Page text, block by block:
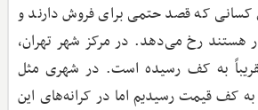
که قصد حتمی برای فروش دارند و
هستند رخ می‌دهد. در مرکز شهر تهران،
به کف رسیده است. در شهری مثل
کف قیمت رسیدیم اما در کرانه‌های این